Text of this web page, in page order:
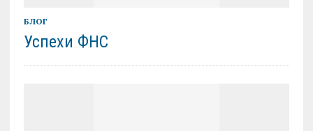
БЛОГ
Успехи ФНС